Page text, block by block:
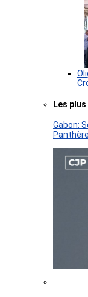
Les plus
Gabon: